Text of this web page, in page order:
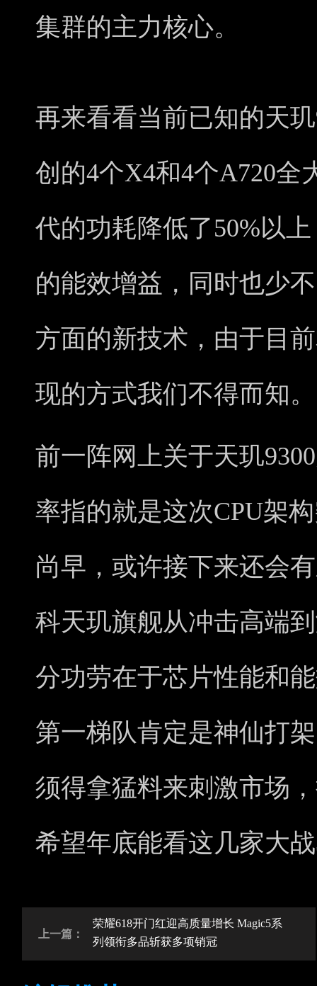
集群的主力核心。
再来看看当前已知的天
创的4个X4和4个A720全
代的功耗降低了50%以
的能效增益，同时也少
方面的新技术，由于目
现的方式我们不得而知。
前一阵网上关于天玑
率指的就是这次CPU架
尚早，或许接下来还会
科天玑旗舰从冲击高端
分功劳在于芯片性能和
第一梯队肯定是神仙打
须得拿猛料来刺激市场
希望年底能看这几家大
上一篇：
荣耀618开门红迎高质量增长 Magic5系
列领衔多品斩获多项销冠